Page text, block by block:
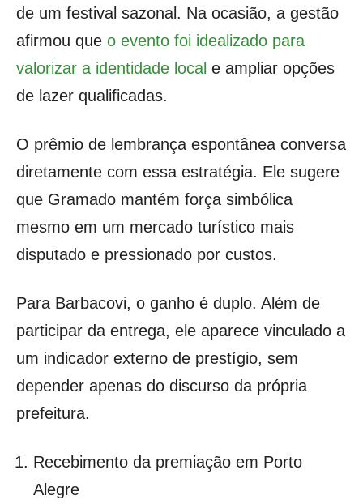
de um festival sazonal. Na ocasião, a gestão
afirmou que o evento foi idealizado para
valorizar a identidade local e ampliar opções
de lazer qualificadas.
O prêmio de lembrança espontânea conversa
diretamente com essa estratégia. Ele sugere
que Gramado mantém força simbólica
mesmo em um mercado turístico mais
disputado e pressionado por custos.
Para Barbacovi, o ganho é duplo. Além de
participar da entrega, ele aparece vinculado a
um indicador externo de prestígio, sem
depender apenas do discurso da própria
prefeitura.
Recebimento da premiação em Porto
Alegre